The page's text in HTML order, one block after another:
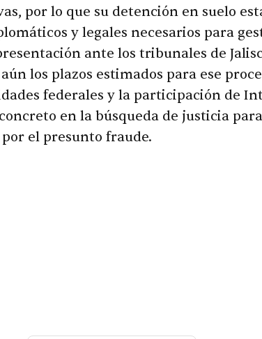
por lo que su detención en suelo
y legales necesarios para
ante los tribunales de
los plazos estimados para ese
federales y la participación de
en la búsqueda de justicia
el presunto fraude.